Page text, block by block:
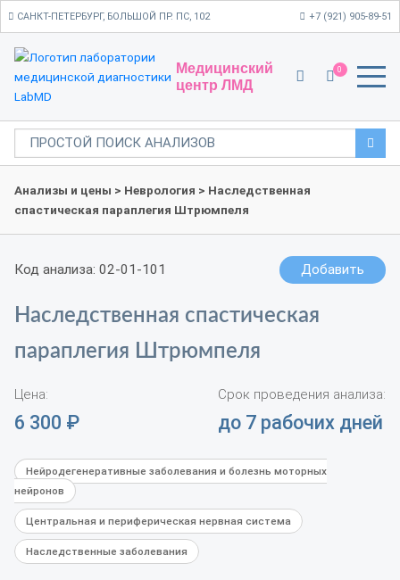
САНКТ-ПЕТЕРБУРГ, БОЛЬШОЙ ПР. ПС, 102 +7 (921) 905-89-51
Медицинский
центр ЛМД
0
Анализы и цены > Неврология > Наследственная
спастическая параплегия Штрюмпеля
Код анализа: 02-01-101 Добавить
Наследственная спастическая
параплегия Штрюмпеля
Цена:
6 300 ₽
Срок проведения анализа:
до 7 рабочих дней
Нейродегенеративные заболевания и болезнь моторных
нейронов
Центральная и периферическая нервная система
Наследственные заболевания